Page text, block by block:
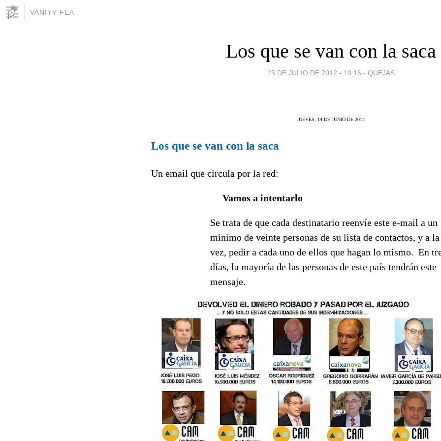
VANITY FEA
Los que se van con la saca
25 DE JULIO DE 2012 - 10:16 - QUEJAS
JUEVES, 14 DE JUNIO DE 2012
Los que se van con la saca
Un email que circula por la red:
Vamos a intentarlo
Se trata de que cada destinatario reenvíe este e-mail a un
mínimo de veinte personas de su lista de contactos, y a la
vez, pedir a cada uno de ellos que hagan lo mismo. En
días, la mayoría de las personas de este país tendrán este
mensaje.